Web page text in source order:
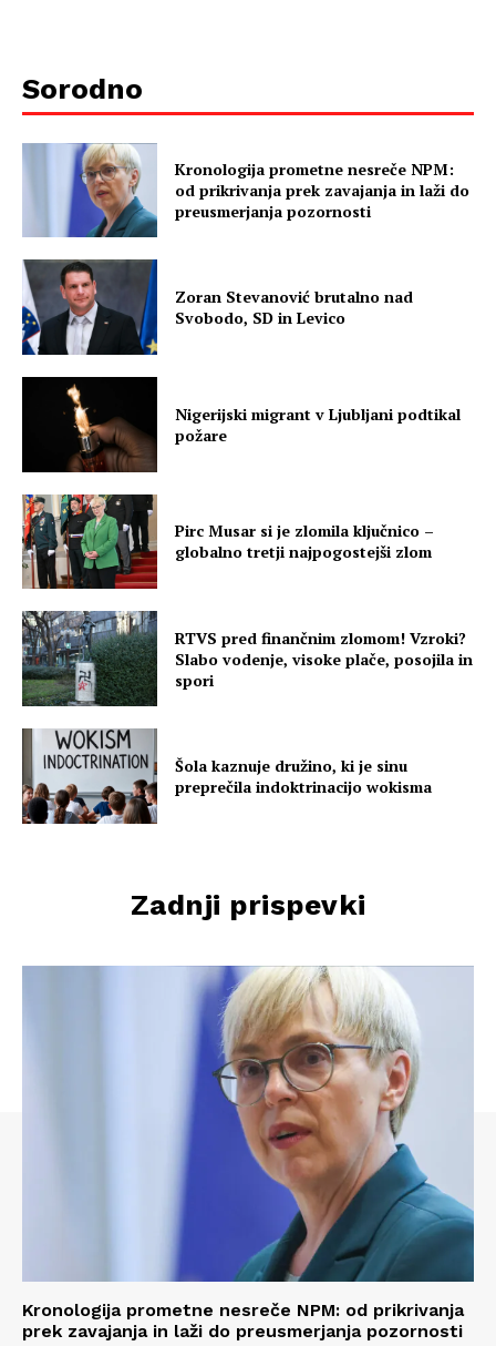
Sorodno
Kronologija prometne nesreče NPM:
od prikrivanja prek zavajanja in laži do
preusmerjanja pozornosti
Zoran Stevanović brutalno nad
Svobodo, SD in Levico
Nigerijski migrant v Ljubljani podtikal
požare
Pirc Musar si je zlomila ključnico –
globalno tretji najpogostejši zlom
RTVS pred finančnim zlomom! Vzroki?
Slabo vodenje, visoke plače, posojila in
spori
Šola kaznuje družino, ki je sinu
preprečila indoktrinacijo wokisma
Zadnji prispevki
Kronologija prometne nesreče NPM: od prikrivanja
prek zavajanja in laži do preusmerjanja pozornosti